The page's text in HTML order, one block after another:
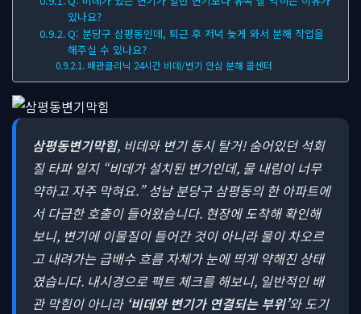
있나요?
Q: 분당구 삼평동인데, 퇴근 후 저녁 늦게 와서 분해 작업을
해주실 수 있나요?
배관클리닉 24시간 비데/변기 안심 분해 콜센터
삼평동변기막힘, 비데와 변기 동시 탈거! 숨어있던 석회
질 타파 일지 “비데가 설치된 변기인데, 물 내림이 너무
약하고 자주 막혀요.” 성남 분당구 삼평동의 한 아파트에
서 다급한 호출이 들어왔습니다. 현장에 도착해 확인해
보니, 변기에 이물질이 들어간 것이 아니라 물이 차오르
고 내려가는 급배수 흐름 자체가 눈에 띄게 약해진 상태
였습니다. 내시경으로 팩트 체크를 해보니, 일반적인 배
관 막힘이 아니라 ‘비데와 변기가 연결되는 부위’와 도기